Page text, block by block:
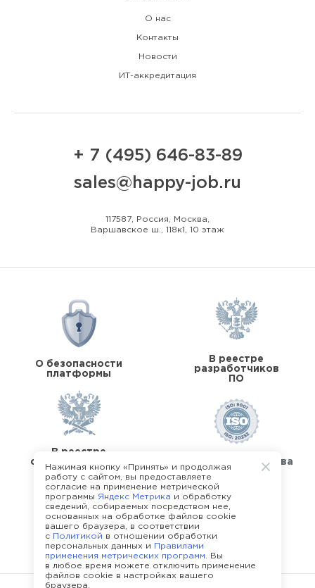
О нас
Контакты
Новости
ИТ-аккредитация
+ 7 (495) 646-83-89
sales@happy-job.ru
117587, Россия, Москва,
Варшавское ш., 118к1, 10 этаж
О безопасности
платформы
В реестре
разработчиков
ПО
В реестре
операторов перс.
данных
Стандарты качества
О команде Happy Job
Нажимая кнопку «Принять» и продолжая
работу с сайтом, вы предоставляете
согласие на применение метрической
программы Яндекс Метрика и обработку
сведений, собираемых посредством нее,
основанных на обработке файлов cookie
вашего браузера, в соответствии
с Политикой в отношении обработки
персональных данных и
Правилами
применения метрических программ . Вы
в любое время можете отключить применение
файлов cookie в настройках вашего
браузера.